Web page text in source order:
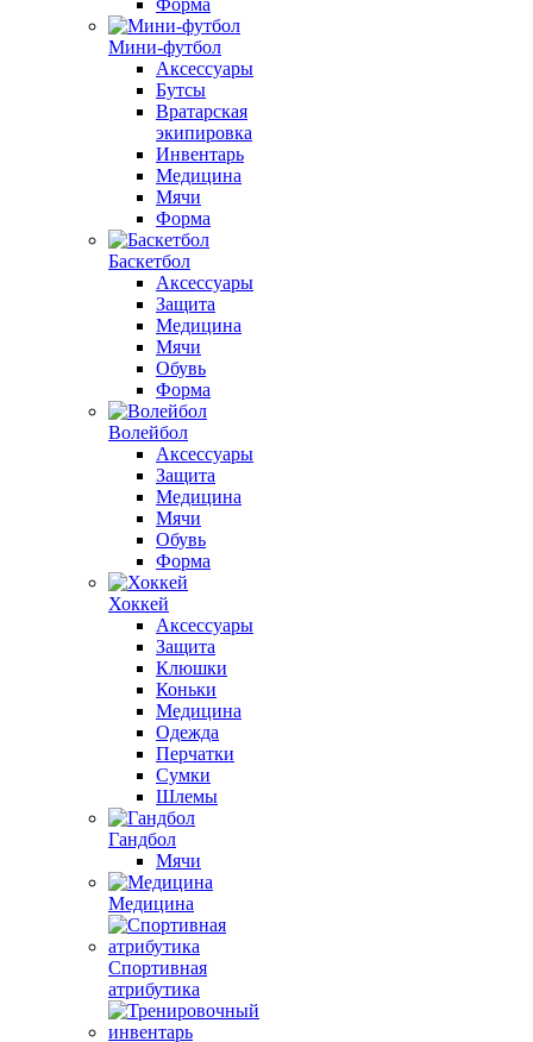
Форма
Мини-футбол
Аксессуары
Бутсы
Вратарская
экипировка
Инвентарь
Медицина
Мячи
Форма
Баскетбол
Аксессуары
Защита
Медицина
Мячи
Обувь
Форма
Волейбол
Аксессуары
Защита
Медицина
Мячи
Обувь
Форма
Хоккей
Аксессуары
Защита
Клюшки
Коньки
Медицина
Одежда
Перчатки
Сумки
Шлемы
Гандбол
Мячи
Медицина
Спортивная
атрибутика